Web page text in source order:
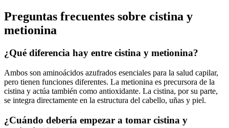
Preguntas frecuentes sobre cistina y
metionina
¿Qué diferencia hay entre cistina y metionina?
Ambos son aminoácidos azufrados esenciales para la salud capilar,
pero tienen funciones diferentes. La metionina es precursora de la
cistina y actúa también como antioxidante. La cistina, por su parte,
se integra directamente en la estructura del cabello, uñas y piel.
¿Cuándo debería empezar a tomar cistina y